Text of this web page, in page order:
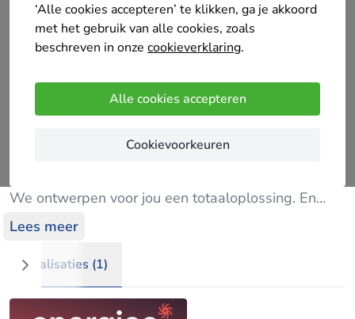
‘Alle cookies accepteren’ te klikken, ga je akkoord
met het gebruik van alle cookies, zoals
beschreven in onze cookieverklaring.
Alle cookies accepteren
Cookievoorkeuren
EnergieQ
(5 reviews)
Maak kennis met EnergieQ
We ontwerpen voor jou een totaaloplossing. En
zetten daarbij volop in op hernieuwbare energie. Zo
wooncomfort.
Je bent particulier, KMO, architect of
bouwprofessional? En op zoek naar advies voor
Lees meer
Realisaties (1)